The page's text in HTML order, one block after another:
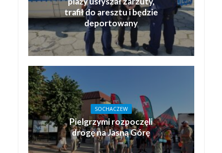
trafił do aresztu i będzie
deportowany
SOCHACZEW
Pielgrzymi rozpoczęli
drogę na Jasną Górę